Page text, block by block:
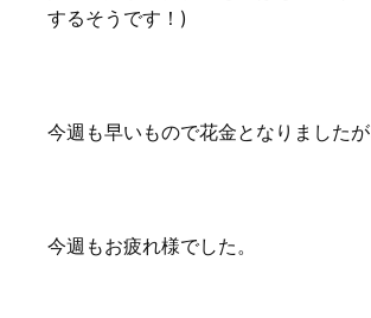
するそうです！)
今週も早いもので花金となりました
今週もお疲れ様でした。